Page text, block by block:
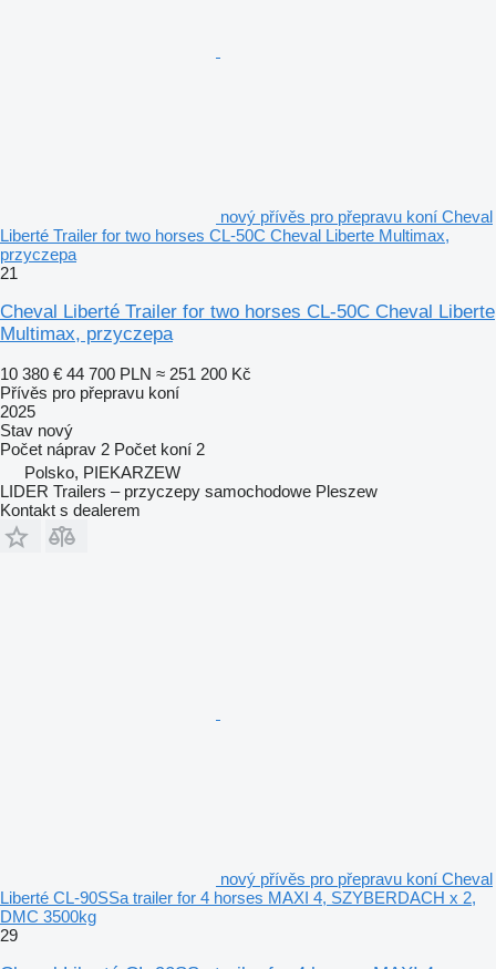
nový přívěs pro přepravu koní Cheval
Liberté Trailer for two horses CL-50C Cheval Liberte Multimax,
przyczepa
21
Cheval Liberté Trailer for two horses CL-50C Cheval Liberte
Multimax, przyczepa
10 380 € 44 700 PLN ≈ 251 200 Kč
Přívěs pro přepravu koní
2025
Stav nový
Počet náprav 2 Počet koní 2
Polsko, PIEKARZEW
LIDER Trailers – przyczepy samochodowe Pleszew
Kontakt s dealerem
nový přívěs pro přepravu koní Cheval
Liberté CL-90SSa trailer for 4 horses MAXI 4, SZYBERDACH x 2,
DMC 3500kg
29